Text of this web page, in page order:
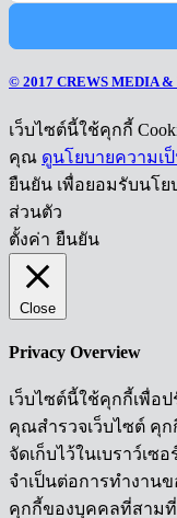
© 2017 CREWS MEDIA
เว็บไซต์นี้ใช้คุกกี้
คุณ ดูนโยบายความเ
ยืนยัน เพื่อยอมรับนโย
ส่วนตัว
ตั้งค่า ยืนยัน
Close
Privacy Overview
เว็บไซต์นี้ใช้คุกกี้เพื่
คุณสำรวจเว็บไซต์ คุ
จัดเก็บไว้ในเบราว์เ
จำเป็นต่อการทำงาน
คุกกี้ของบุคคลที่สามที่